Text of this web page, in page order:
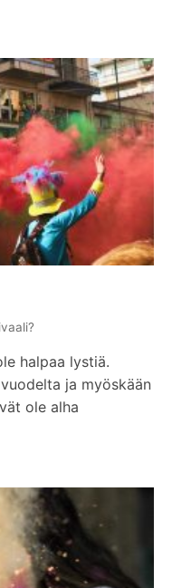
halpaa lystiä.
ja myöskään
ole alha